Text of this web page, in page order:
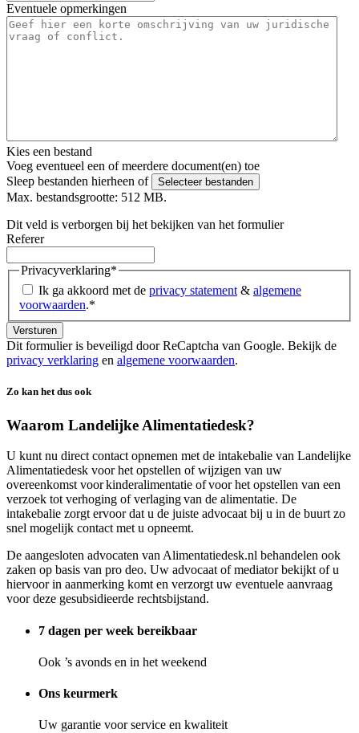
Eventuele opmerkingen
Kies een bestand
Voeg eventueel een of meerdere document(en) toe
Sleep bestanden hierheen of
Selecteer bestanden
Max. bestandsgrootte: 512 MB.
Dit veld is verborgen bij het bekijken van het formulier
Referer
Privacyverklaring*
Ik ga akkoord met de privacy statement & algemene
voorwaarden.*
Dit formulier is beveiligd door ReCaptcha van Google. Bekijk de
privacy verklaring en algemene voorwaarden.
Zo kan het dus ook
Waarom Landelijke Alimentatiedesk?
U kunt nu direct contact opnemen met de intakebalie van Landelijke
Alimentatiedesk voor het opstellen of wijzigen van uw
overeenkomst voor kinderalimentatie of voor het opstellen van een
verzoek tot verhoging of verlaging van de alimentatie. De
intakebalie zorgt ervoor dat u de juiste advocaat bij u in de buurt zo
snel mogelijk contact met u opneemt.
De aangesloten advocaten van Alimentatiedesk.nl behandelen ook
zaken op basis van pro deo. Uw advocaat of mediator bekijkt of u
hiervoor in aanmerking komt en verzorgt uw eventuele aanvraag
voor deze gesubsidieerde rechtsbijstand.
7 dagen per week bereikbaar
Ook ’s avonds en in het weekend
Ons keurmerk
Uw garantie voor service en kwaliteit